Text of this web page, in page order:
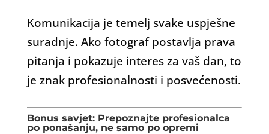
Komunikacija je temelj svake uspješne
suradnje. Ako fotograf postavlja prava
pitanja i pokazuje interes za vaš dan, to
je znak profesionalnosti i posvećenosti.
Bonus savjet: Prepoznajte profesionalca
po ponašanju, ne samo po opremi